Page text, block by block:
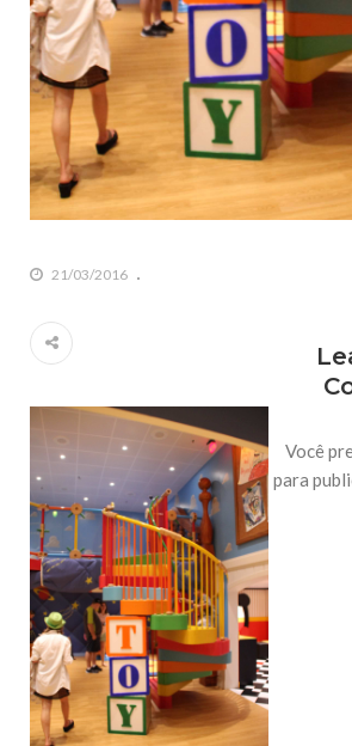
21/03/2016
Você
para